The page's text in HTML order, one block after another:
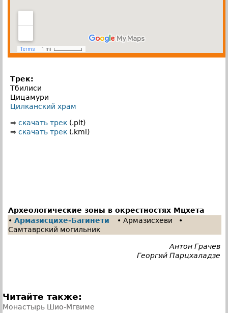
Трек:
Тбилиси
Цицамури
Цилканский храм
⇒ скачать трек (.plt)
⇒ скачать трек (.kml)
Археологические зоны в окрестностях Мцхета
• Армазисцихе-Багинети
• Армазисхеви •
Самтаврский могильник
Антон Грачев
Георгий Парцхаладзе
Читайте также:
Монастырь Шио-Мгвиме